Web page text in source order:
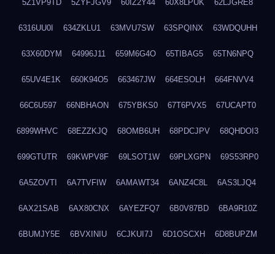
5Z1VP9TD 5ZYFJGV9 60IZ2Y44 60X8LPUK 62LJGRE8
6316UU0I 634ZKLU1 63MVU7SW 63SPQINX 63WDQUHH
63X60DYM 64996J11 659M6G4O 65TIBAG5 65TN6NPQ
65UV4E1K 660K94O5 663467JW 664ESOLH 664FNVV4
66C6U597 66NBHAON 675YBKS0 67T6PVX5 67UCAPT0
6899WHVC 68EZZKJQ 68OMB6UH 68PDCJPV 68QHDOI3
699GTUTR 69KWPV8F 69LSOT1W 69PLXGPN 69S53RP0
6A5ZOVTI 6A7TVFIW 6AMAWT34 6ANZ4C8L 6AS3LJQ4
6AX21SAB 6AX80CNX 6AYEZFQ7 6B0V87BD 6BA9R10Z
6BUMJY5E 6BVXINIU 6CJKUI7J 6D1OSCXH 6D8BUPZM